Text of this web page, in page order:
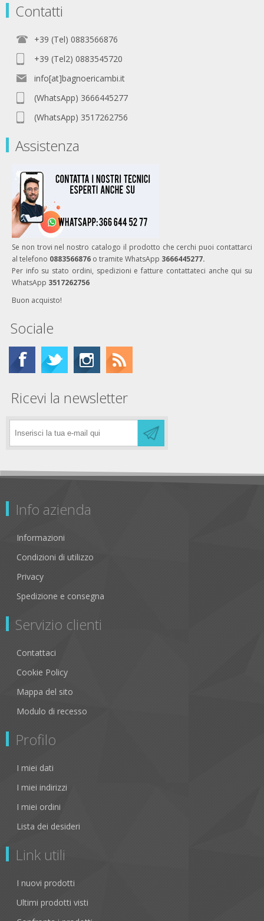
Contatti
+39 (Tel) 0883566876
+39 (Tel2) 0883545720
info[at]bagnoericambi.it
(WhatsApp) 3666445277
(WhatsApp) 3517262756
Assistenza
Se non trovi nel nostro catalogo il prodotto che cerchi puoi contattarci
al telefono 0883566876 o tramite WhatsApp 3666445277.
Per info su stato ordini, spedizioni e fatture contattateci anche qui su
WhatsApp 3517262756
Buon acquisto!
Sociale
Ricevi la newsletter
Info azienda
Informazioni
Condizioni di utilizzo
Privacy
Spedizione e consegna
Servizio clienti
Contattaci
Cookie Policy
Mappa del sito
Modulo di recesso
Profilo
I miei dati
I miei indirizzi
I miei ordini
Lista dei desideri
Link utili
I nuovi prodotti
Ultimi prodotti visti